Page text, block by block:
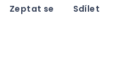
Zeptat se Sdílet